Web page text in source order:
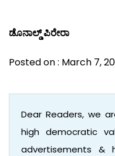
ಡೊನಾಲ್ಡ್ ಪಿರೇರಾ
Posted on : March 7,
Dear Readers, we
high democratic
advertisements &